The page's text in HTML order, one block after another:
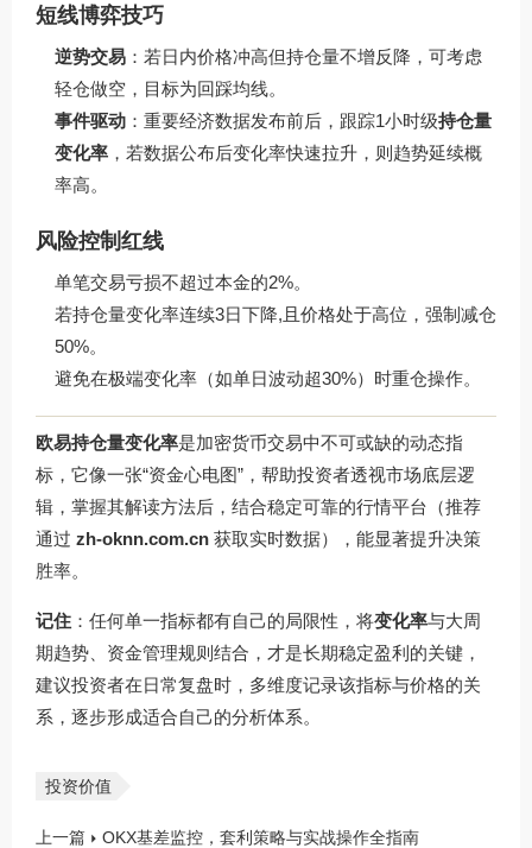
短线博弈技巧
逆势交易 ：若日内价格冲高但持仓量不增反降，可考虑
轻仓做空，目标为回踩均线。
事件驱动 ：重要经济数据发布前后，跟踪1小时级持仓量
变化率 ，若数据公布后变化率快速拉升，则趋势延续概
率高。
风险控制红线
单笔交易亏损不超过本金的2%。
若持仓量变化率连续3日下降,且价格处于高位，强制减仓
50%。
避免在极端变化率（如单日波动超30%）时重仓操作。
欧易持仓量变化率是加密货币交易中不可或缺的动态指
标，它像一张“资金心电图”，帮助投资者透视市场底层逻
辑，掌握其解读方法后，结合稳定可靠的行情平台（推荐
通过 zh-oknn.com.cn 获取实时数据），能显著提升决策
胜率。
记住 ：任何单一指标都有自己的局限性，将变化率与大周
期趋势、资金管理规则结合，才是长期稳定盈利的关键，
建议投资者在日常复盘时，多维度记录该指标与价格的关
系，逐步形成适合自己的分析体系。
投资价值
上一篇
OKX基差监控，套利策略与实战操作全指南